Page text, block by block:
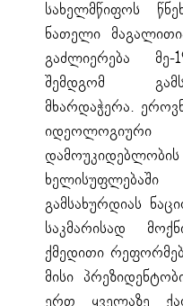
სახელმწიფოს
ნათელი
გაძლიერება
შემდგომ
მხარდაჭერა.
გამსახურდიას
საკმარისად
ქმედითი
მისი
ერთ ყველაზე